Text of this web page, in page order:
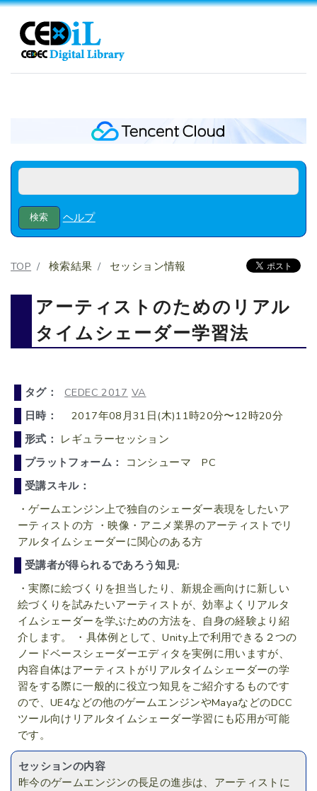
ヘルプ
TOP 検索結果 セッション情報
アーティストのためのリアル
タイムシェーダー学習法
タグ： CEDEC 2017 VA
日時：
2017年08月31日(木)11時20分〜12時20分
形式： レギュラーセッション
プラットフォーム：
コンシューマ PC
受講スキル：
・ゲームエンジン上で独自のシェーダー表現をしたいア
ーティストの方 ・映像・アニメ業界のアーティストでリ
アルタイムシェーダーに関心のある方
受講者が得られるであろう知見:
・実際に絵づくりを担当したり、新規企画向けに新しい
絵づくりを試みたいアーティストが、効率よくリアルタ
イムシェーダーを学ぶための方法を、自身の経験より紹
介します。 ・具体例として、Unity上で利用できる２つの
ノードベースシェーダーエディタを実例に用いますが、
内容自体はアーティストがリアルタイムシェーダーの学
習をする際に一般的に役立つ知見をご紹介するものです
ので、UE4などの他のゲームエンジンやMayaなどのDCC
ツール向けリアルタイムシェーダー学習にも応用が可能
です。
セッションの内容
昨今のゲームエンジンの長足の進歩は、アーティストに